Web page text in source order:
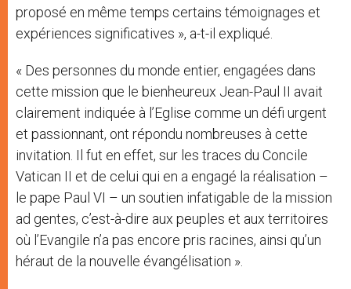
proposé en même temps certains témoignages et
expériences significatives », a-t-il expliqué.
« Des personnes du monde entier, engagées dans
cette mission que le bienheureux Jean-Paul II avait
clairement indiquée à l’Eglise comme un défi urgent
et passionnant, ont répondu nombreuses à cette
invitation. Il fut en effet, sur les traces du Concile
Vatican II et de celui qui en a engagé la réalisation –
le pape Paul VI – un soutien infatigable de la mission
ad gentes, c’est-à-dire aux peuples et aux territoires
où l’Evangile n’a pas encore pris racines, ainsi qu’un
héraut de la nouvelle évangélisation ».